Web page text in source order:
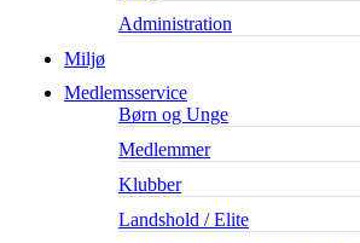
Administration
Miljø
Medlemsservice
Børn og Unge
Medlemmer
Klubber
Landshold / Elite